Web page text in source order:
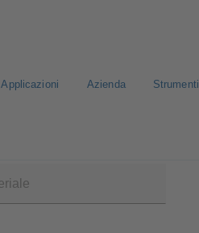
Applicazioni Azienda Strumenti